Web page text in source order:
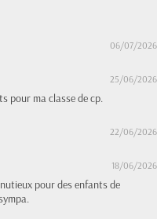
06/07/2026
25/06/2026
pour ma classe de cp.
22/06/2026
18/06/2026
pour des enfants de